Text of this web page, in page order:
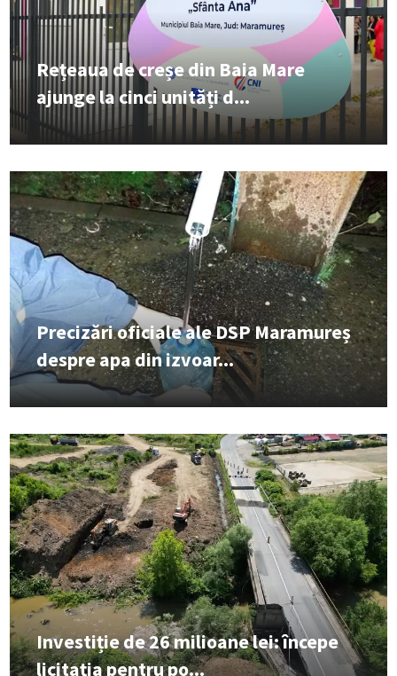
Rețeaua de creșe din Baia Mare
ajunge la cinci unități d...
Precizări oficiale ale DSP Maramureș
despre apa din izvoar...
Investiție de 26 milioane lei: începe
licitația pentru po...